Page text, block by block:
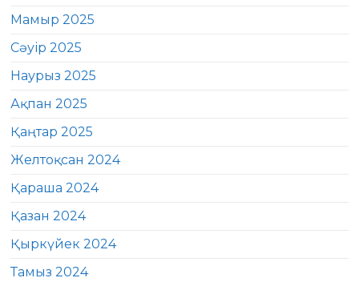
Мамыр 2025
Сәуір 2025
Наурыз 2025
Ақпан 2025
Қаңтар 2025
Желтоқсан 2024
Қараша 2024
Қазан 2024
Қыркүйек 2024
Тамыз 2024